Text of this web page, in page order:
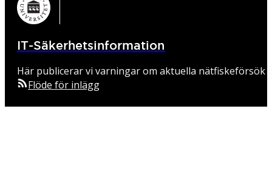
IT-Säkerhetsinformation
Här publicerar vi varningar om aktuella
Flöde för inlägg